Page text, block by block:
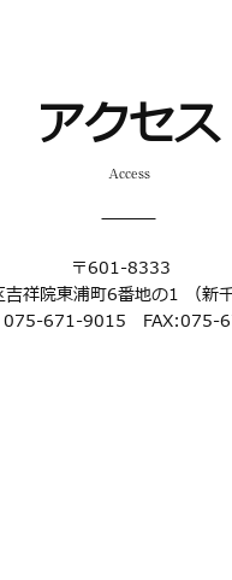
アクセス
Access
〒601-8333
吉祥院東浦町6番地の1
（新
075-671-9015 FAX:075-